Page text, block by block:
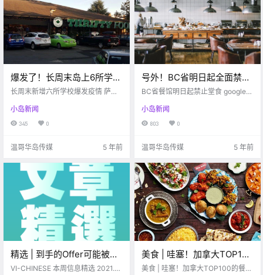
爆发了！长周末岛上6所学校
感染！还有维多利亚的这家
长周末新增六所学校爆发疫情 萨尼
uzz 仅仅一个长周末的时间 维多利
亚再次疯狂爆发疫情 共计有6所学校
小岛新闻
345 0
温哥华岛传媒 5 年前
号外！BC省明日起全面禁堂
食、聚会！中学生在校期间
BC省餐馆明日起禁止堂食 google
乎BC省今日出台了一项新的防疫政
策 所有提供食物和酒水的场所 将禁
小岛新闻
803 0
温哥华岛传媒 5 年前
精选 | 到手的Offer可能被收
回？领了CERB该怎么交税？
VI-CHINESE 本周信息精选 2021.0
美食 | 哇塞！加拿大TOP100
的餐厅评选，维多利亚居然
美食 | 哇塞！加拿大TOP100的餐厅